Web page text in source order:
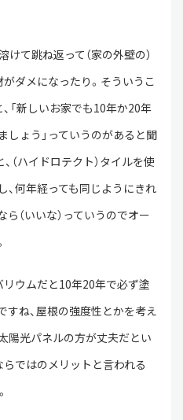
けて跳ね返って（家の外壁の）
ダメになったり。そういうこ
「新しいお家でも10年か20年
ょう」っていうのがあると聞
（ハイドロテクト）タイルを使
、何年経っても同じようにきれ
（いいな）っていうのでオー
リウムだと10年20年で必ず塗
すね、屋根の強度性とかを考え
陽光パネルの方が丈夫だとい
らではのメリットと言われる